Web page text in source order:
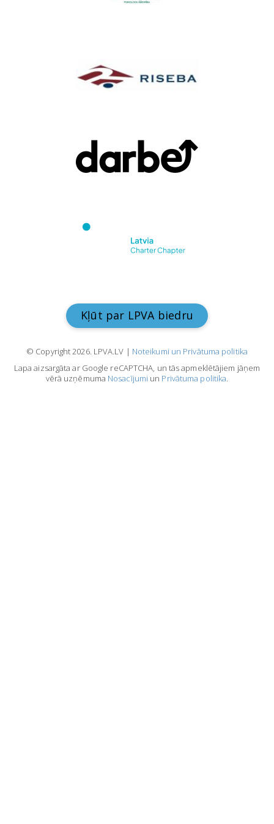
Kļūt par LPVA biedru
© Copyright 2026. LPVA.LV | Noteikumi un Privātuma politika
Lapa aizsargāta ar Google reCAPTCHA, un tās apmeklētājiem jāņem
vērā uzņēmuma Nosacījumi un Privātuma politika